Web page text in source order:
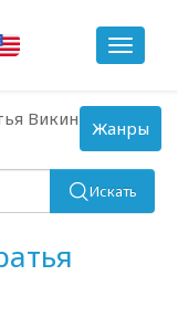
Toggle
Викинги 5
Искать
Toggle
navigation
Жанры